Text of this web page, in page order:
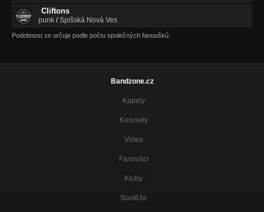
Cliftons
punk /Spišská Nová Ves
Podobnost se určuje podle počtu společných fanoušků.
Bandzone.cz
Kapely
Koncerty
Videa
Fanoušci
Kluby
Soutěže